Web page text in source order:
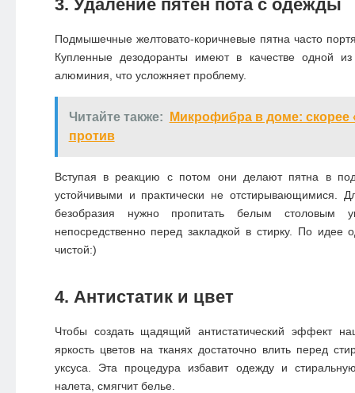
3. Удаление пятен пота с одежды
Подмышечные желтовато-коричневые пятна часто
Купленные дезодоранты имеют в качестве одной
алюминия, что усложняет проблему.
Читайте также:
Микрофибра в доме: скорее
против
Вступая в реакцию с потом они делают пятна в
устойчивыми и практически не отстирывающимися.
безобразия нужно пропитать белым столовым
непосредственно перед закладкой в стирку. По идее
чистой:)
4. Антистатик и цвет
Чтобы создать щадящий антистатический эффект
яркость цветов на тканях достаточно влить перед
уксуса. Эта процедура избавит одежду и
налета, смягчит белье.